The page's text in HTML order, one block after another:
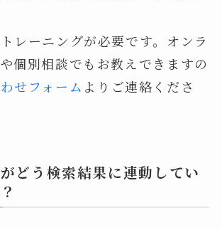
レーニングが必要です。オンラ
個別相談でもお教えできますの
せフォーム よりご連絡くださ
どう検索結果に連動してい